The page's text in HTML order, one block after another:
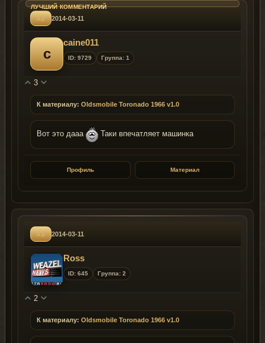
#2 2014-03-11
c
caine011
ID: 9729 Группа: 1
3
К материалу: Oldsmobile Toronado 1966 v1.0
Вот это дааа Таки впечатляет машинка
Профиль Материал
#1 2014-03-11
Ross
ID: 645 Группа: 2
2
К материалу: Oldsmobile Toronado 1966 v1.0